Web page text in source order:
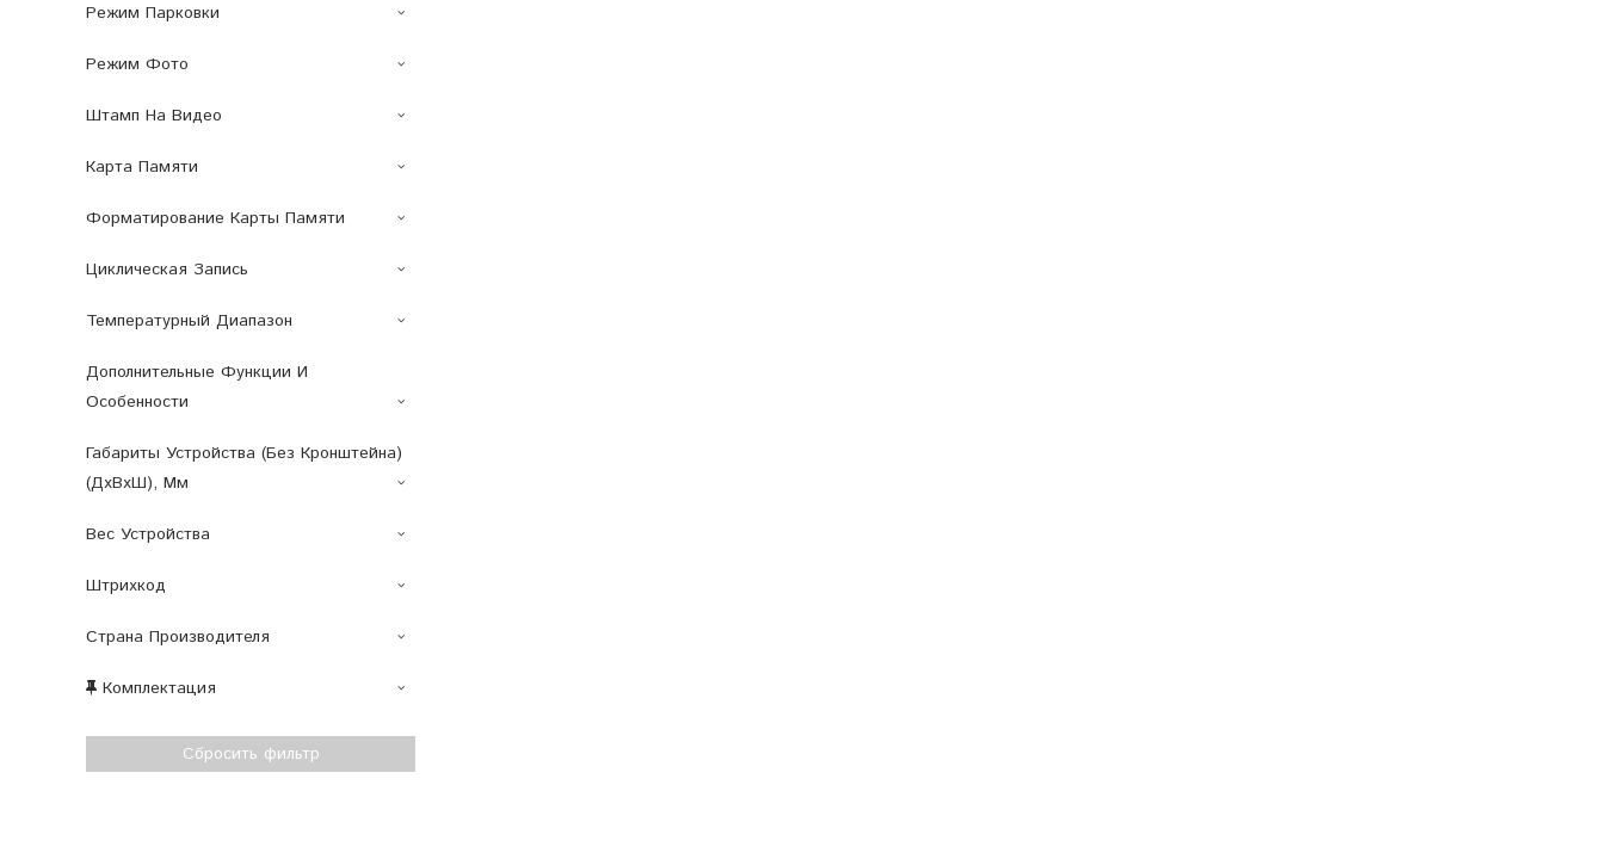
Режим Парковки
Режим Фото
Штамп На Видео
Карта Памяти
Форматирование Карты Памяти
Циклическая Запись
Температурный Диапазон
Дополнительные Функции И
Особенности
Габариты Устройства (без Кронштейна)
(ДxВxШ), Мм
Вес Устройства
Штрихкод
Страна Производителя
Комплектация
Сбросить фильтр